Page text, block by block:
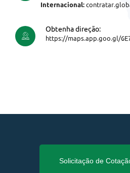
Internacional:
Obtenha direção:
https://maps.app.goo.gl/
Solicitação de